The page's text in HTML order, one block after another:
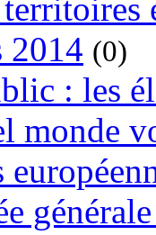
2014 (0)
: les
monde